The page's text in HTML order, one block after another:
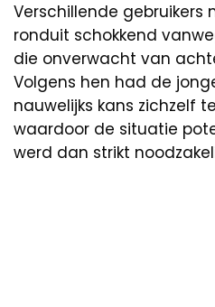
Verschillende
ronduit schokkend
die onverwacht van
Volgens hen had de
nauwelijks kans zichzelf
waardoor de situatie
werd dan strikt